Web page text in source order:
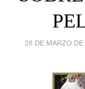
28 DE MARZO